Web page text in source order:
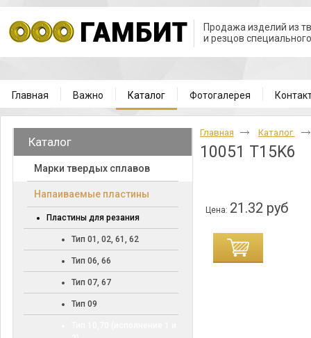
Продажа изделий из
и резцов
Главная Важно Каталог Фотогалерея
Каталог
Марки твердых сплавов
Напаиваемые пластины
Пластины для резания
Тип 01, 02, 61, 62
Тип 06, 66
Тип 07, 67
Тип 09
Главная Каталог
10051 T15K6
Цена: 21.32 руб